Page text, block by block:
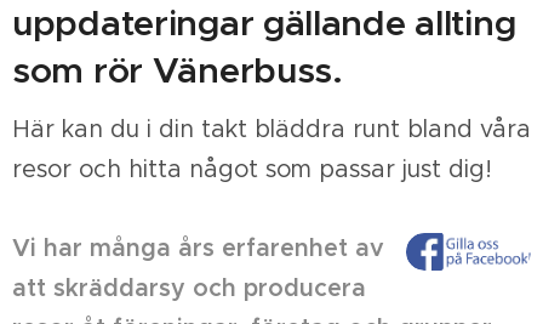
uppdateringar gällande allting
som rör Vänerbuss.
Här kan du i din takt bläddra runt bland våra
resor och hitta något som passar just dig!
Vi har många års erfarenhet av
att skräddarsy och producera